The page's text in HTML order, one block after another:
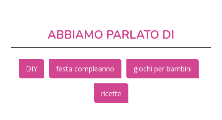
ABBIAMO PARLATO DI
DIY festa compleanno giochi per bambini
ricette